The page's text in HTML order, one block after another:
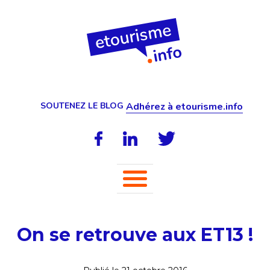
SOUTENEZ LE BLOG Adhérez à etourisme.info
On se retrouve aux ET13 !